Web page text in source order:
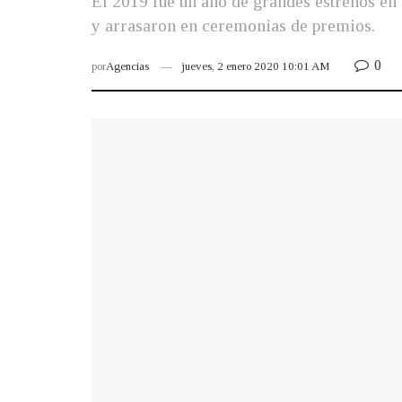
y arrasaron en ceremonias de premios.
porAgencias jueves, 2 enero 2020 10:01 AM 0